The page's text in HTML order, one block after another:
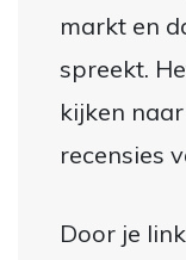
markt en
spreekt.
kijken
recensies
Door je